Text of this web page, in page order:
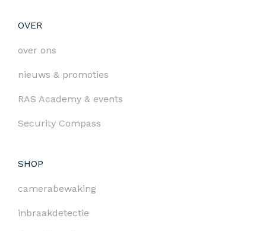
OVER
over ons
nieuws & promoties
RAS Academy & events
Security Compass
SHOP
camerabewaking
inbraakdetectie